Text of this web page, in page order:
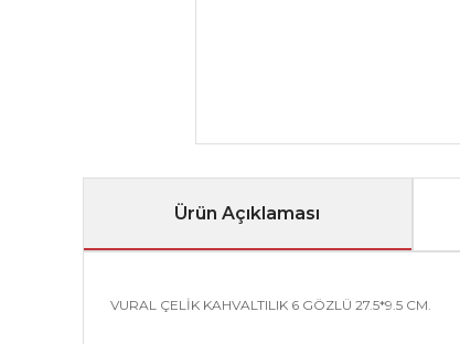
Ürün Açıklaması
VURAL ÇELİK KAHVALTILIK 6 GÖZLÜ 27.5*9.5 CM.